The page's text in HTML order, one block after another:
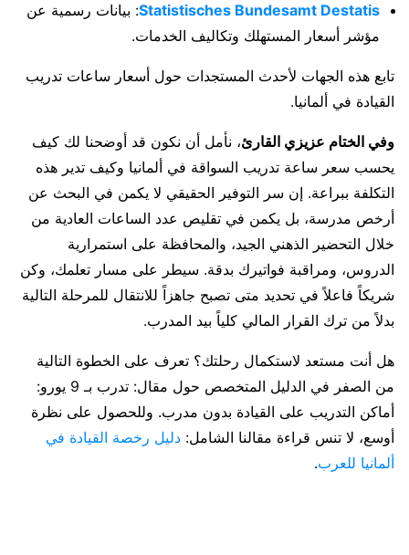
Statistisches Bundesamt Destatis: بيانات رسمية عن
مؤشر أسعار المستهلك وتكاليف الخدمات.
تابع هذه الجهات لأحدث المستجدات حول أسعار ساعات تدريب
القيادة في ألمانيا.
وفي الختام عزيزي القارئ، نأمل أن نكون قد أوضحنا لك كيف
يحسب سعر ساعة تدريب السواقة في ألمانيا وكيف تدير هذه
التكلفة ببراعة. إن سر التوفير الحقيقي لا يكمن في البحث عن
أرخص مدرسة، بل يكمن في تقليص عدد الساعات العادية من
خلال التحضير الذهني الجيد، والمحافظة على استمرارية
الدروس، ومراقبة فواتيرك بدقة. سيطر على مسار تعلمك، وكن
شريكاً فاعلاً في تحديد متى تصبح جاهزاً للانتقال للمرحلة التالية
بدلاً من ترك القرار المالي كلياً بيد المدرب.
هل أنت مستعد لاستكمال رحلتك؟ تعرف على الخطوة التالية
من الصفر في الدليل المتخصص حول مقال: تدرب بـ 9 يورو:
أماكن التدريب على القيادة بدون مدرب. وللحصول على نظرة
أوسع، لا تنس قراءة مقالنا الشامل: دليل رخصة القيادة في
ألمانيا للعرب.